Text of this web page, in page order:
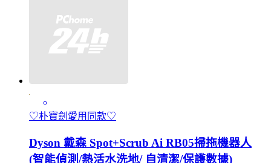
♡朴寶劍愛用同款♡
Dyson 戴森 Spot+Scrub Ai RB05掃拖機器人
(智能偵測/熱活水洗地/ 自清潔/保護數據)